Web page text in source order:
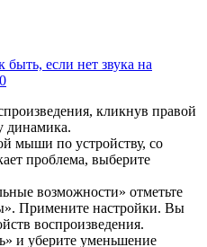
быть, если нет звука на
кликнув правой
динамика.
мыши по устройству, со
проблема, выберите
возможности» отметьте
Примените настройки. Вы
воспроизведения.
и уберите уменьшение